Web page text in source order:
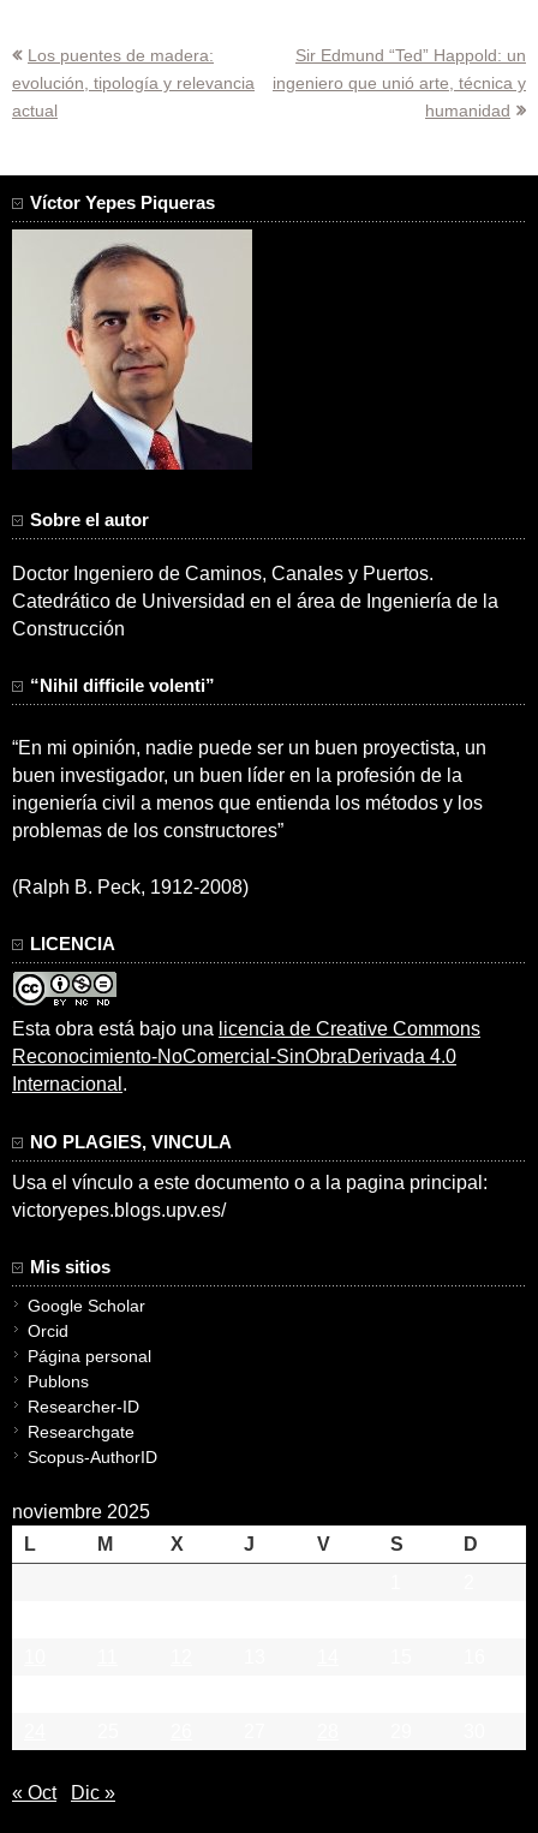
Navegación
de
Los puentes de madera:
evolución, tipología y relevancia
actual
Sir Edmund “Ted” Happold: un
ingeniero que unió arte, técnica y
humanidad
Víctor Yepes Piqueras
Sobre el autor
Doctor Ingeniero de Caminos, Canales y Puertos.
Catedrático de Universidad en el área de Ingeniería de la
Construcción
“Nihil difficile volenti”
“En mi opinión, nadie puede ser un buen proyectista, un
buen investigador, un buen líder en la profesión de la
ingeniería civil a menos que entienda los métodos y los
problemas de los constructores”
(Ralph B. Peck, 1912-2008)
LICENCIA
Esta obra está bajo una licencia de Creative Commons
Reconocimiento-NoComercial-SinObraDerivada 4.0
Internacional .
NO PLAGIES, VINCULA
Usa el vínculo a este documento o a la pagina principal:
victoryepes.blogs.upv.es/
Mis sitios
Google Scholar
Orcid
Página personal
Publons
Researcher-ID
Researchgate
Scopus-AuthorID
noviembre 2025
L
M X J V S
D
« Oct Dic »